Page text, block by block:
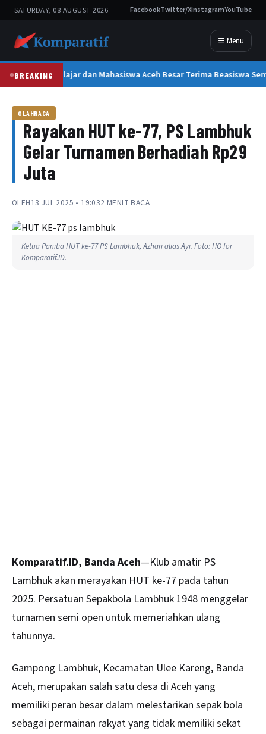
SATURDAY, 08 AUGUST 2026 FacebookTwitter/XInstagramYouTube
☰ Menu
BREAKING300 Pelajar dan Mahasiswa Aceh Besar Terima Beasiswa
OLAHRAGA
Rayakan HUT ke-77, PS Lambhuk
Gelar Turnamen Berhadiah Rp29
Juta
OLEH13 JUL 2025 • 19:032 MENIT BACA
Ketua Panitia HUT ke-77 PS Lambhuk, Azhari alias Ayi. Foto: HO for
Komparatif.ID.
Komparatif.ID, Banda Aceh—Klub amatir PS
Lambhuk akan merayakan HUT ke-77 pada tahun
2025. Persatuan Sepakbola Lambhuk 1948 menggelar
turnamen semi open untuk memeriahkan ulang
tahunnya.
Gampong Lambhuk, Kecamatan Ulee Kareng, Banda
Aceh, merupakan salah satu desa di Aceh yang
memiliki peran besar dalam melestarikan sepak bola
sebagai permainan rakyat yang tidak memiliki sekat